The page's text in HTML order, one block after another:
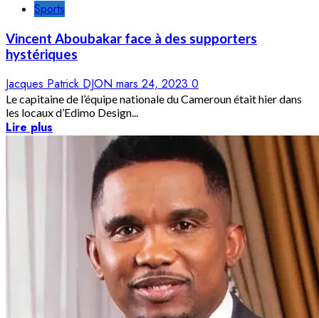
Sports
Vincent Aboubakar face à des supporters
hystériques
Jacques Patrick DJON mars 24, 2023 0
Le capitaine de l’équipe nationale du Cameroun était hier dans
les locaux d’Edimo Design...
Lire plus